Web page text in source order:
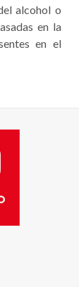
alcohol o
en la
en el